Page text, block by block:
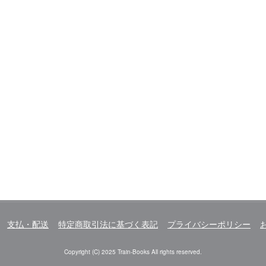
支払・配送 特定商取引法に基づく表記 プライバシーポリシー
Copyright (C) 2025 Train-Books All rights reserved.